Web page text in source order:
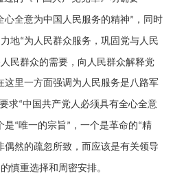
心全意为中国人民服务的精神” ，同时
地“为人民群众服务，巩固党与人民
民群众的需要，向人民群众解释党
这里一方面强调为人民服务是八路军
求“中国共产党人必须具有全心全意
是“唯一的宗旨 ” ，一个是革命的“精
偶然的疏忽所致，而应该是有关领导
慎重选择和周密安排。